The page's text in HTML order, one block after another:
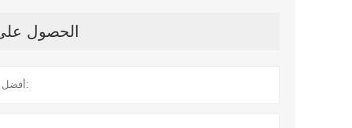
الحصول